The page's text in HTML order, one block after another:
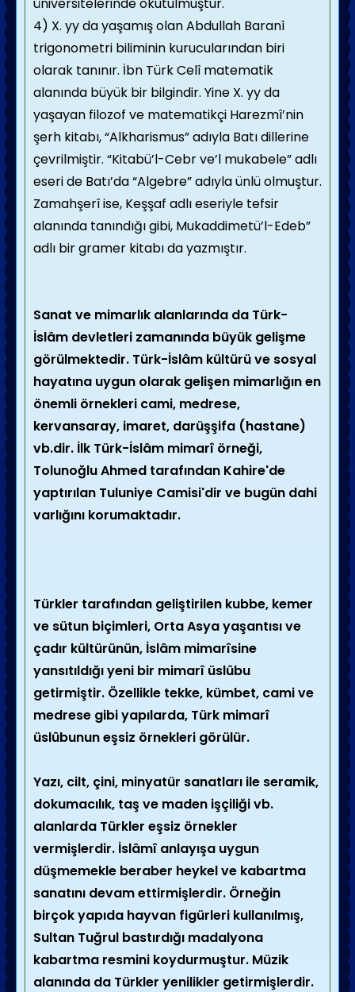
4) X. yy da yaşamış olan Abdullah Baranî
trigonometri biliminin kurucularından biri
olarak tanınır. İbn Türk Celî matematik
alanında büyük bir bilgindir. Yine X. yy da
yaşayan filozof ve matematikçi Harezmî’nin
şerh kitabı, “Alkharismus” adıyla Batı dillerine
çevrilmiştir. “Kitabü’l-Cebr ve’l mukabele” adlı
eseri de Batı’da “Algebre” adıyla ünlü olmuştur.
Zamahşerî ise, Keşşaf adlı eseriyle tefsir
alanında tanındığı gibi, Mukaddimetü’l-Edeb”
adlı bir gramer kitabı da yazmıştır.
Sanat ve mimarlık alanlarında da Türk-
İslâm devletleri zamanında büyük gelişme
görülmektedir. Türk-İslâm kültürü ve sosyal
hayatına uygun olarak gelişen mimarlığın en
önemli örnekleri cami, medrese,
kervansaray, imaret, darüşşifa (hastane)
vb.dir. İlk Türk-İslâm mimarî örneği,
Tolunoğlu Ahmed tarafından Kahire'de
yaptırılan Tuluniye Camisi'dir ve bugün dahi
varlığını korumaktadır.
Türkler tarafından geliştirilen kubbe, kemer
ve sütun biçimleri, Orta Asya yaşantısı ve
çadır kültürünün, İslâm mimarîsine
yansıtıldığı yeni bir mimarî üslûbu
getirmiştir. Özellikle tekke, kümbet, cami ve
medrese gibi yapılarda, Türk mimarî
üslûbunun eşsiz örnekleri görülür.
Yazı, cilt, çini, minyatür sanatları ile seramik,
dokumacılık, taş ve maden işçiliği vb.
alanlarda Türkler eşsiz örnekler
vermişlerdir. İslâmî anlayışa uygun
düşmemekle beraber heykel ve kabartma
sanatını devam ettirmişlerdir. Örneğin
birçok yapıda hayvan figürleri kullanılmış,
Sultan Tuğrul bastırdığı madalyona
kabartma resmini koydurmuştur. Müzik
alanında da Türkler yenilikler getirmişlerdir.